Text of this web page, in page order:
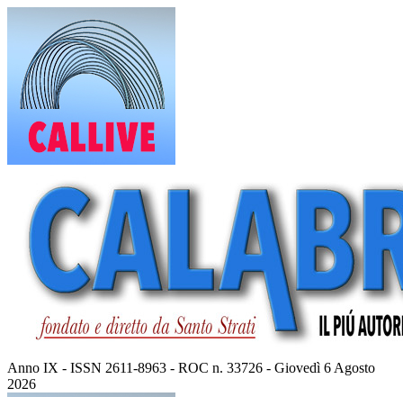
contenuto
Anno IX - ISSN 2611-8963 - ROC n. 33726 - Giovedì 6 Agosto
2026